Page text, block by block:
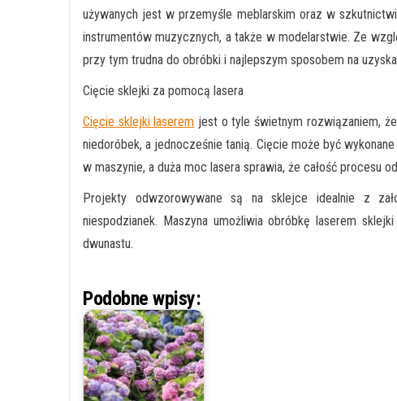
używanych jest w przemyśle meblarskim oraz w
instrumentów muzycznych, a także w modelarstwie. Ze
przy tym trudna do obróbki i najlepszym sposobem na
Cięcie sklejki za pomocą lasera
Cięcie sklejki laserem jest o tyle świetnym rozwiązaniem,
niedoróbek, a jednocześnie tanią. Cięcie może być
w maszynie, a duża moc lasera sprawia, że całość procesu
Projekty odwzorowywane są na sklejce idealnie z
niespodzianek. Maszyna umożliwia obróbkę laserem
dwunastu.
Podobne wpisy: